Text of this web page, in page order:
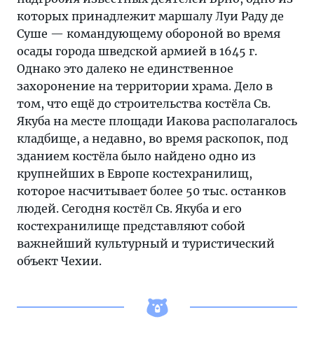
которых принадлежит маршалу Луи Раду де
Суше — командующему обороной во время
осады города шведской армией в 1645 г.
Однако это далеко не единственное
захоронение на территории храма. Дело в
том, что ещё до строительства костёла Св.
Якуба на месте площади Иакова располагалось
кладбище, а недавно, во время раскопок, под
зданием костёла было найдено одно из
крупнейших в Европе костехранилищ,
которое насчитывает более 50 тыс. останков
людей. Сегодня костёл Св. Якуба и его
костехранилище представляют собой
важнейший культурный и туристический
объект Чехии.